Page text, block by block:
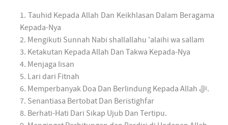
1. Tauhid Kepada Allah Dan Keikhlasan Dalam Beragama
Kepada-Nya
2. Mengikuti Sunnah Nabi shallallahu 'alaihi wa sallam
3. Ketakutan Kepada Allah Dan Takwa Kepada-Nya
4. Menjaga lisan
5. Lari dari Fitnah
6. Memperbanyak Doa Dan Berlindung Kepada Allah ﷻ.
7. Senantiasa Bertobat Dan Beristighfar
8. Berhati-Hati Dari Sikap Ujub Dan Tertipu.